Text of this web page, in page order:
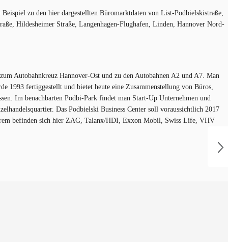
zu den hier dargestellten Büromarktdaten von List-Podbielskistraße,
Hildesheimer Straße, Langenhagen-Flughafen, Linden, Hannover Nord-
Autobahnkreuz Hannover-Ost und zu den Autobahnen A2 und A7. Man
1993 fertiggestellt und bietet heute eine Zusammenstellung von Büros,
Im benachbarten Podbi-Park findet man Start-Up Unternehmen und
Das Podbielski Business Center soll voraussichtlich 2017
befinden sich hier ZAG, Talanx/HDI, Exxon Mobil, Swiss Life, VHV